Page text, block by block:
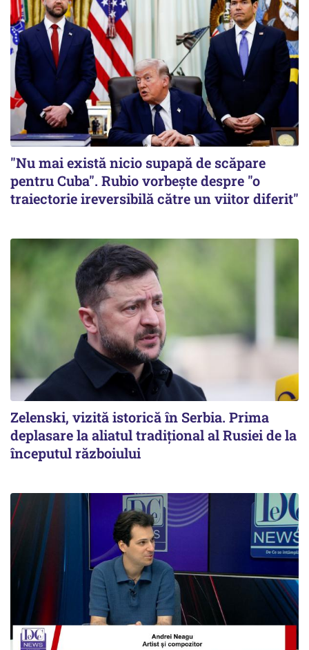
"Nu mai există nicio supapă de scăpare
pentru Cuba". Rubio vorbește despre "o
traiectorie ireversibilă către un viitor diferit"
Zelenski, vizită istorică în Serbia. Prima
deplasare la aliatul tradițional al Rusiei de la
începutul războiului